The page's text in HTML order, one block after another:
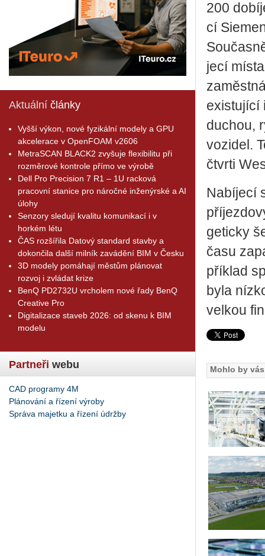
Aktuální články
Vyšší výkon, nové fyzikální modely a GPU
akcelerace v OpenFOAM v2606
MetraSCAN BLACK2 zvyšuje flexibilitu při
rozměrové kontrole přímo ve výrobě
Dell Pro Precision 7 R1 – 1U racková
pracovní stanice pro náročné inženýrské a AI
úlohy
Senzory sledují kvalitu komunikací i v
horkém létu
ČAS rozšířila Datový standard stavby a
dokončila další milník zavádění BIM v Česku
3D modely pomáhají městům plánovat
rozvoj i zvládat krize
BenQ PD2732U vrcholem nové řady BenQ
Creative Pro
Digitalizace staveb 2026: od skenu k BIM
modelu
Partneři webu
CAD programy 4M
Plánování a řízení výroby
Správa majetku a řízení údržby
200
cí
je­cí
exis­tu­jí­cí
du­chou,
vo­zi­del.
čtvr­ti
Na­bí­je­cí
ge­tic­ky
času
pří­klad
byla
vel­kou
Mohlo by